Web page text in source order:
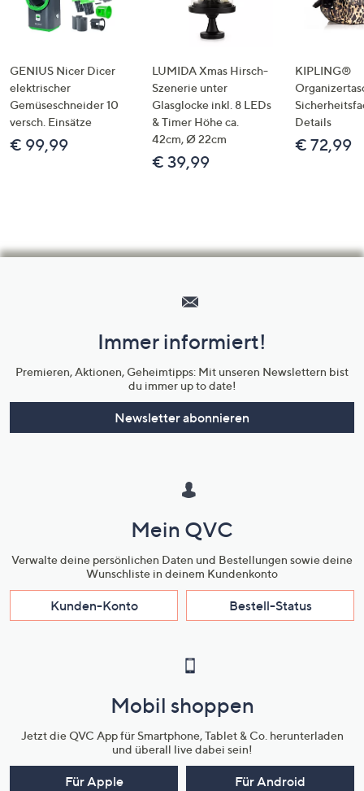
GENIUS Nicer Dicer
elektrischer
Gemüseschneider 10
versch. Einsätze
€ 99,99
LUMIDA Xmas Hirsch-
Szenerie unter
Glasglocke inkl. 8 LEDs
& Timer Höhe ca.
42cm, Ø 22cm
€ 39,99
KIPLING®
Details
€ 72,99
Unternehmensinformationen
Immer informiert!
Premieren, Aktionen, Geheimtipps: Mit unseren Newslettern bist
du immer up to date!
Newsletter abonnieren
Mein QVC
Verwalte deine persönlichen Daten und Bestellungen sowie deine
Wunschliste in deinem Kundenkonto
Kunden-Konto Bestell-Status
Mobil shoppen
Jetzt die QVC App für Smartphone, Tablet & Co. herunterladen
und überall live dabei sein!
Für Apple Für Android